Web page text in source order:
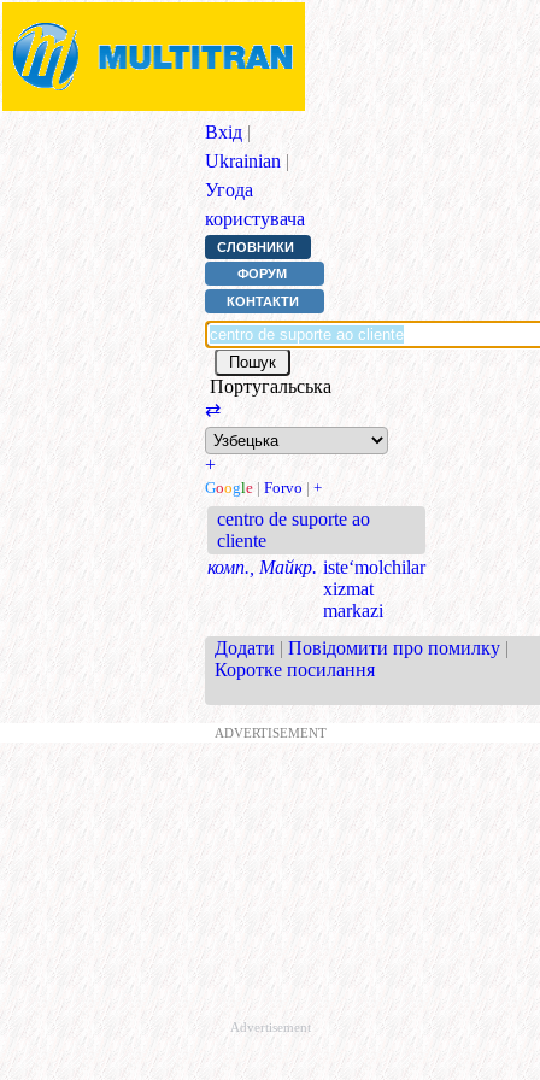
Вхід |
Ukrainian |
Угода
користувача
СЛОВНИКИ
ФОРУМ
КОНТАКТИ
Португальська
⇄
+
Google | Forvo | +
centro de suporte ao
cliente
комп., Майкр. iste‘molchilar
xizmat
markazi
Додати | Повідомити про помилку |
Коротке посилання
ADVERTISEMENT
Advertisement